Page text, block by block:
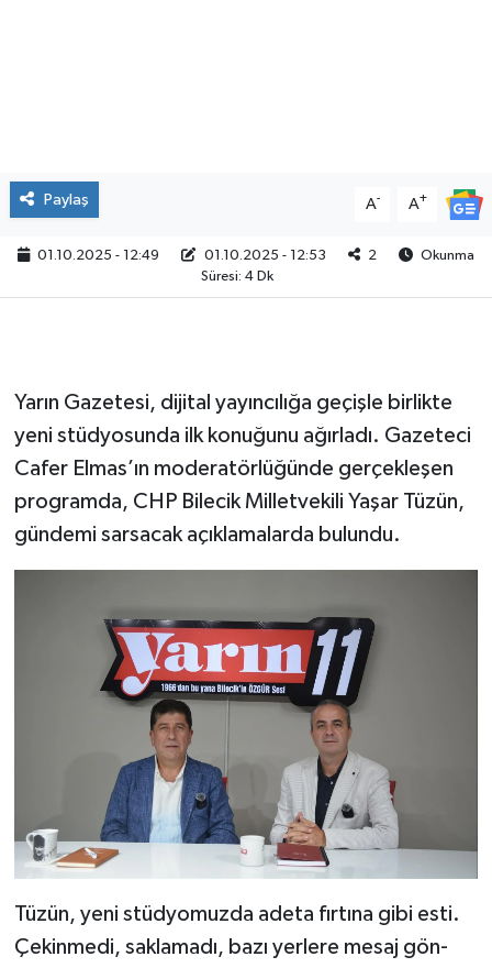
Paylaş A- A+
01.10.2025 - 12:49 01.10.2025 - 12:53 2
Okunma
Süresi: 4 Dk
Yarın Ga­ze­te­si, di­ji­tal ya­yın­cı­lı­ğa ge­çiş­le bir­lik­te
yeni stüd­yo­sun­da ilk ko­nu­ğu­nu ağır­la­dı. Ga­ze­te­ci
Cafer Elmas’ın mo­de­ra­tör­lü­ğün­de ger­çek­le­şen
prog­ram­da, CHP Bi­le­cik Mil­let­ve­ki­li Yaşar Tüzün,
gün­de­mi sar­sa­cak açık­la­ma­lar­da bu­lun­du.
Tüzün, yeni stüd­yo­muz­da adeta fır­tı­na gibi esti.
Çe­kin­me­di, sak­la­ma­dı, bazı yer­le­re mesaj gön­